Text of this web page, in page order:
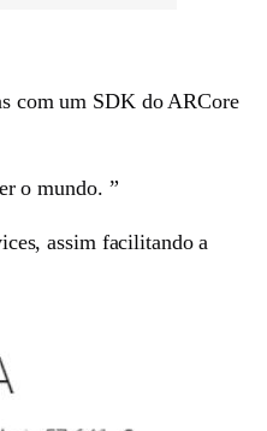
com um SDK do ARCore
o mundo. ”
assim facilitando a